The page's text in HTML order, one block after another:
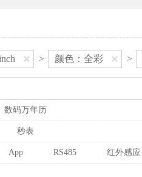
> 颜色：全彩 >
数码万年历
秒表
App RS485 红外感应